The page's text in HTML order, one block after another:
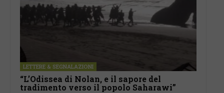
LETTERE & SEGNALAZIONI
“L’Odissea di Nolan, e il sapore del
tradimento verso il popolo Saharawi”